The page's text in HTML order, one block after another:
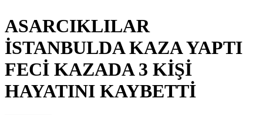
ASARCIKLILAR
İSTANBULDA KAZA YAPTI
FECİ KAZADA 3 KİŞİ
HAYATINI KAYBETTİ